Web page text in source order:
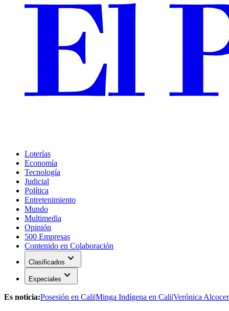
Loterías
Economía
Tecnología
Judicial
Política
Entretenimiento
Mundo
Multimedia
Opinión
500 Empresas
Contenido en Colaboración
Clasificados expand_more
Especiales expand_more
Es noticia:Posesión en Cali|Minga Indígena en Cali|Verónica Alcocer